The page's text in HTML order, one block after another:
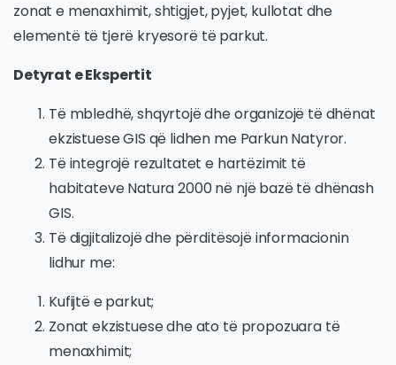
zonat e menaxhimit, shtigjet, pyjet, kullotat dhe
elementë të tjerë kryesorë të parkut.
Detyrat e Ekspertit
Të mbledhë, shqyrtojë dhe organizojë të dhënat
ekzistuese GIS që lidhen me Parkun Natyror.
Të integrojë rezultatet e hartëzimit të
habitateve Natura 2000 në një bazë të dhënash
GIS.
Të digjitalizojë dhe përditësojë informacionin
lidhur me:
Kufijtë e parkut;
Zonat ekzistuese dhe ato të propozuara të
menaxhimit;